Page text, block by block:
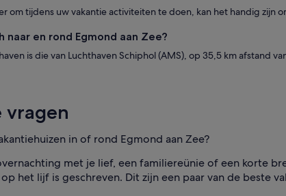
om tijdens uw vakantie activiteiten te doen, kan het handig
naar en rond Egmond aan Zee?
is die van Luchthaven Schiphol (AMS), op 35,5 km afstand
vragen
in of rond Egmond aan Zee?
met je lief, een familiereünie of een korte
het lijf is geschreven. Dit zijn een paar van de beste